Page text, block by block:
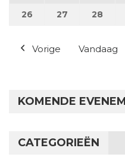
26 26 mei 2025
27 27 mei 2025
28 28
Vorige Vandaag
KOMENDE
CATEGORIEËN